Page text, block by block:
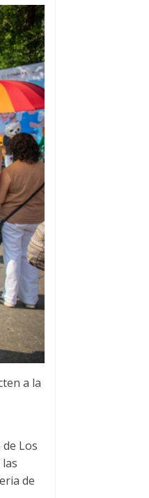
a la
Los
de